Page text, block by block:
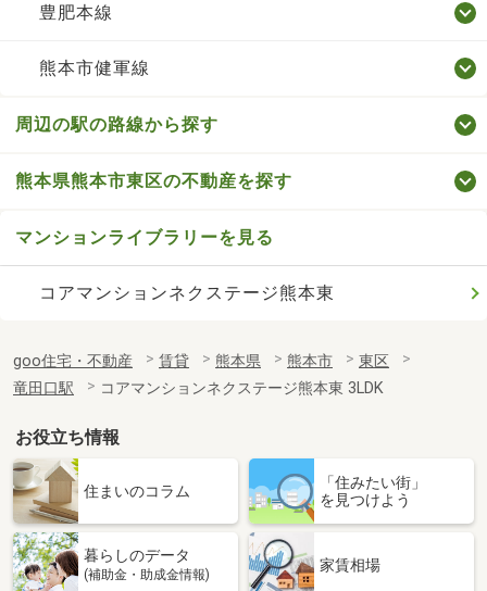
豊肥本線
熊本市健軍線
周辺の駅の路線から探す
熊本県熊本市東区の不動産を探す
マンションライブラリーを見る
コアマンションネクステージ熊本東
goo住宅・不動産 賃貸 熊本県 熊本市
東区
竜田口駅
コアマンションネクステージ熊本東 3LDK
お役立ち情報
住まいのコラム
「住みたい街」
を見つけよう
暮らしのデータ
(補助金・助成金情報)
家賃相場